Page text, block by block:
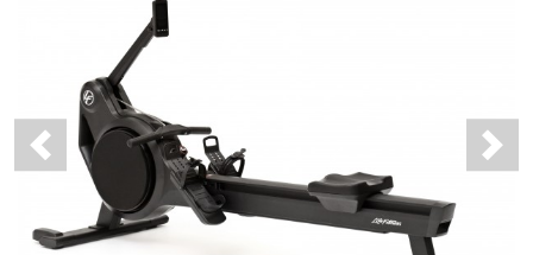
Previous Next